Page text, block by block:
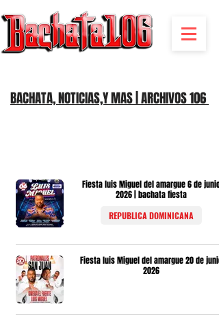
BACHATA, NOTICIAS,Y MAS | ARCHIVOS 106
Fiesta luis Miguel del amargue 6 de junio
2026 | bachata fiesta
REPUBLICA DOMINICANA
Fiesta luis Miguel del amargue 20 de junio
2026